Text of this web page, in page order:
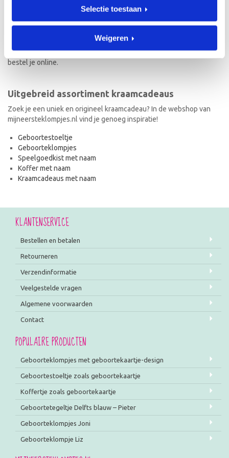
Selectie toestaan
Weigeren
Naast geboorteklompjes vind je op mijneersteklompjes.nl de meest
originele kraamcadeaus met naam. Van geboortestoeltjes en
met naam wordt met de hand geschilderd en is dus uniek! Ook de
kraamcadeaus met naam en in de stijl van het geboortekaartje
bestel je online.
Uitgebreid assortiment kraamcadeaus
Zoek je een uniek en origineel kraamcadeau? In de webshop van
mijneersteklompjes.nl vind je genoeg inspiratie!
Geboortestoeltje
Geboorteklompjes
Speelgoedkist met naam
Koffer met naam
Kraamcadeaus met naam
KLANTENSERVICE
Bestellen en betalen
Retourneren
Verzendinformatie
Veelgestelde vragen
Algemene voorwaarden
Contact
POPULAIRE PRODUCTEN
Geboorteklompjes met geboortekaartje-design
Geboortestoeltje zoals geboortekaartje
Koffertje zoals geboortekaartje
Geboortetegeltje Delfts blauw – Pieter
Geboorteklompjes Joni
Geboorteklompje Liz